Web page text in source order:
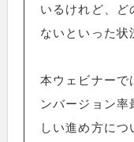
いるけれど、ど
ないといった状
本ウェビナーで
ンバージョン
しい進め方に